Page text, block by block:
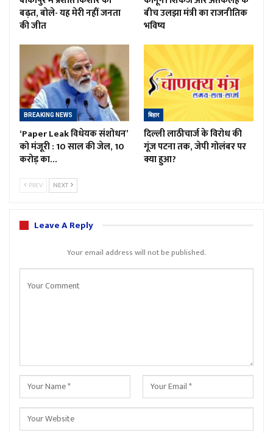
बढ़त, बोले- यह मेरी नहीं जनता
की जीत
बीच उलझा मंत्री का राजनीतिक
भविष्य
BREAKING NEWS
‘Paper Leak विधेयक संशोधन’
को मंजूरी : 10 साल की जेल, 10
करोड़ का…
बिहार
दिल्ली लाठीचार्ज के विरोध की
गूंज पटना तक, जेपी गोलंबर पर
क्या हुआ?
PREV NEXT
Leave A Reply
Your email address will not be published.